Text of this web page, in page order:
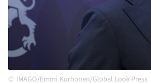
IMAGO/Emmi Korhonen/Global Look Press